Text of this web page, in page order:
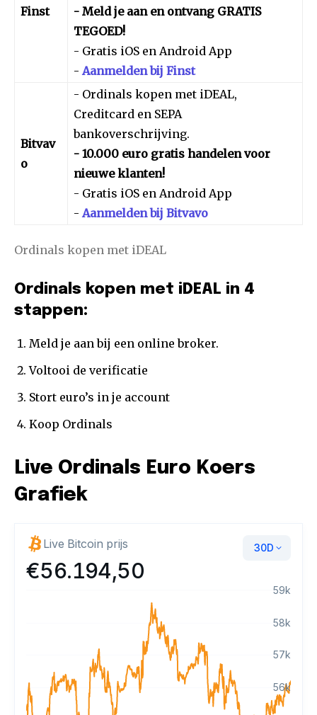
Finst
- Meld je aan en ontvang GRATIS
TEGOED!
- Gratis iOS en Android App
- Aanmelden bij Finst
Bitvav
o
- Ordinals kopen met iDEAL,
Creditcard en SEPA
bankoverschrijving.
- 10.000 euro gratis handelen voor
nieuwe klanten!
- Gratis iOS en Android App
- Aanmelden bij Bitvavo
Ordinals kopen met iDEAL
Ordinals kopen met iDEAL in 4
stappen:
Meld je aan bij een online broker.
Voltooi de verificatie
Stort euro’s in je account
Koop Ordinals
Live Ordinals Euro Koers
Grafiek